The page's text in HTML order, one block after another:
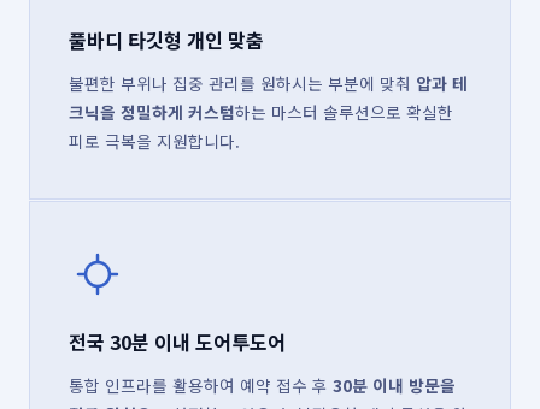
풀바디 타깃형 개인 맞춤
불편한 부위나 집중 관리를 원하시는 부분에 맞춰 압과 테
크닉을 정밀하게 커스텀하는 마스터 솔루션으로 확실한
피로 극복을 지원합니다.
전국 30분 이내 도어투도어
통합 인프라를 활용하여 예약 접수 후 30분 이내 방문을